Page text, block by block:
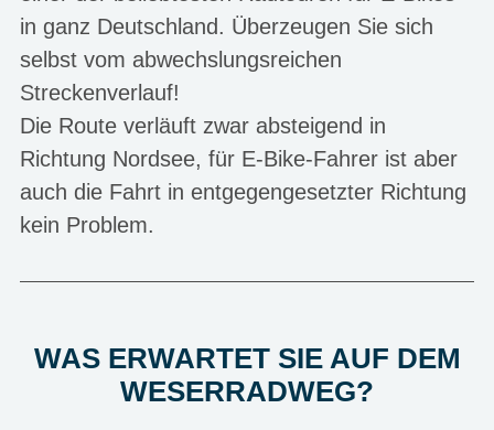
in ganz Deutschland. Überzeugen Sie sich
selbst vom abwechslungsreichen
Streckenverlauf!
Die Route verläuft zwar absteigend in
Richtung Nordsee, für E-Bike-Fahrer ist aber
auch die Fahrt in entgegengesetzter Richtung
kein Problem.
WAS ERWARTET SIE AUF DEM
WESERRADWEG?